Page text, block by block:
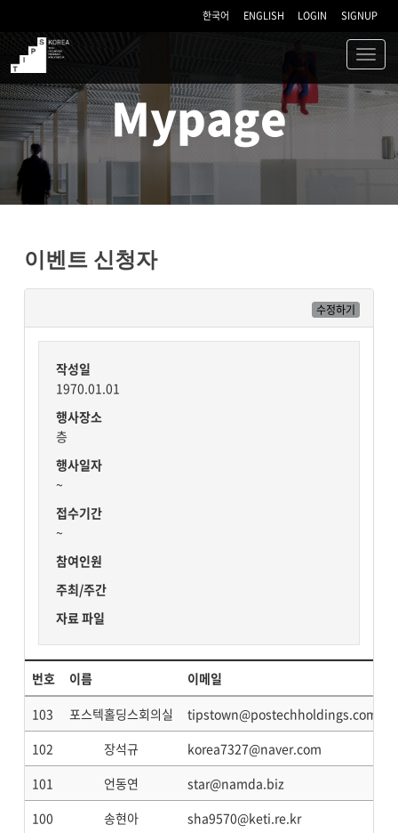
한국어 ENGLISH LOGIN SIGNUP
TIPS
Mypage
이벤트 신청자
수정하기
작성일
1970.01.01
행사장소
층
행사일자
~
접수기간
~
참여인원
주최/주간
자료 파일
번호 이름 이메일
103
포스텍홀딩스회의실 tipstown@postechholdings.com
102
장석규 korea7327@naver.com
101
언동연 star@namda.biz
100
송현아 sha9570@keti.re.kr